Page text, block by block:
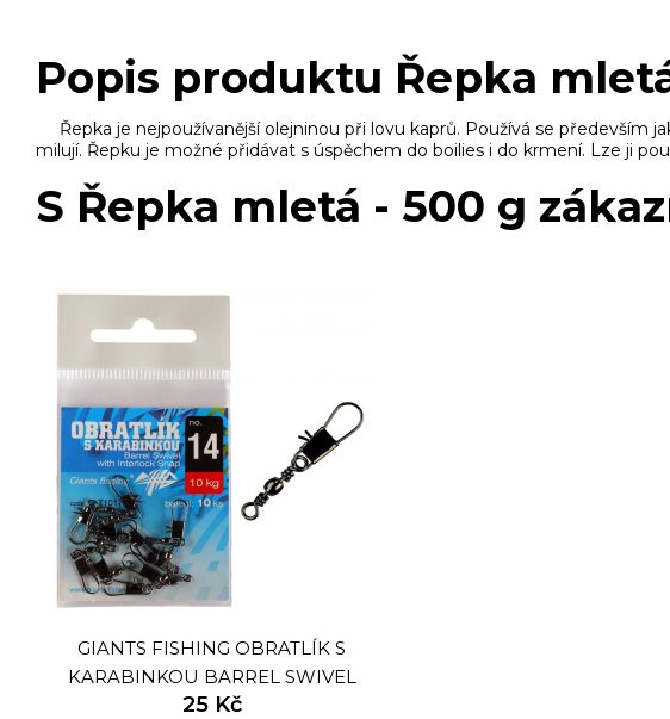
Popis produktu Řepka
Řepka je nejpoužívanější olejninou při lovu kaprů. Používá se především
milují. Řepku je možné přidávat s úspěchem do boilies i do krmení. Lze ji
S Řepka mletá - 500 g
GIANTS FISHING OBRATLÍK S
KARABINKOU BARREL SWIVEL
WITH INTERLOCK SNAP
25 Kč